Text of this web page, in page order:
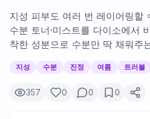
대화 이력
찜 목록
루틴탐색
지성 피부도 여러 번 레이어링할
수분 토너·미스트를 다이소에서
착한 성분으로 수분만 딱 채워주
지성 수분 진정 여름 트러블
357 0 0 0